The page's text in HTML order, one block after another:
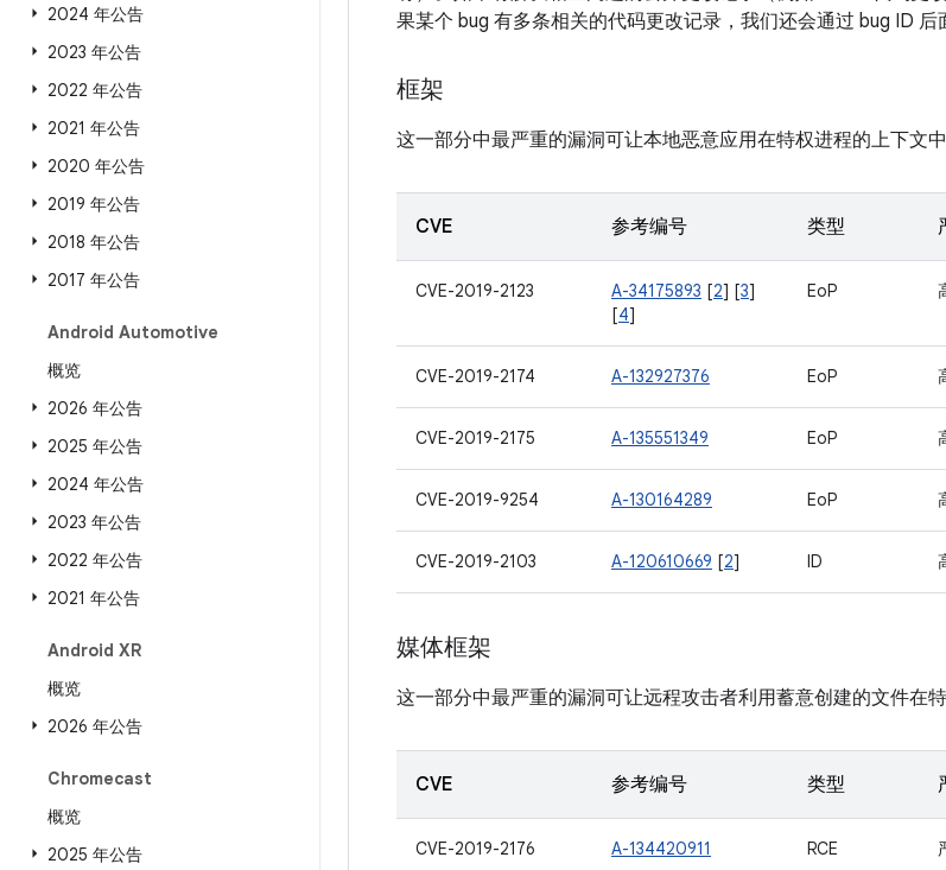
2024 年公告
2023 年公告
2022 年公告
2021 年公告
2020 年公告
2019 年公告
2018 年公告
2017 年公告
Android Automotive
概览
2026 年公告
2025 年公告
2024 年公告
2023 年公告
2022 年公告
2021 年公告
Android XR
概览
2026 年公告
Chromecast
概览
2025 年公告
果某个 bug 有多条相关的代码更改记录，我们还会通过 bug ID 后
框架
这一部分中最严重的漏洞可让本地恶意应用在特权进程的上下文中
CVE 参考编号 类型
CVE-2019-2123 A-34175893 [2] [3]
[4]
EoP
CVE-2019-2174 A-132927376 EoP
CVE-2019-2175 A-135551349 EoP
CVE-2019-9254 A-130164289 EoP
CVE-2019-2103 A-120610669 [2] ID
媒体框架
这一部分中最严重的漏洞可让远程攻击者利用蓄意创建的文件在
CVE 参考编号 类型
CVE-2019-2176 A-134420911 RCE